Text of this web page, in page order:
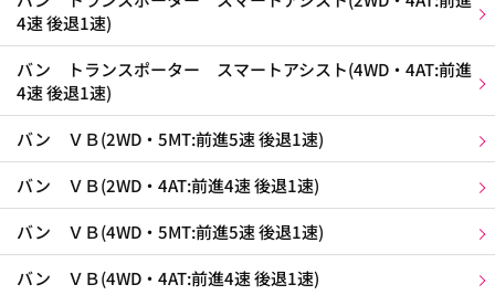
4速 後退1速)
バン トランスポーター スマートアシスト(4WD・4AT:前進
4速 後退1速)
バン ＶＢ(2WD・5MT:前進5速 後退1速)
バン ＶＢ(2WD・4AT:前進4速 後退1速)
バン ＶＢ(4WD・5MT:前進5速 後退1速)
バン ＶＢ(4WD・4AT:前進4速 後退1速)